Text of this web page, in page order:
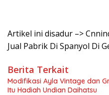
Artikel ini disadur –>
Jual Pabrik Di Spanyol Di
Berita Terkait
Modifikasi Ayla Vintage dan
Itu Hadiah Undian Daihatsu